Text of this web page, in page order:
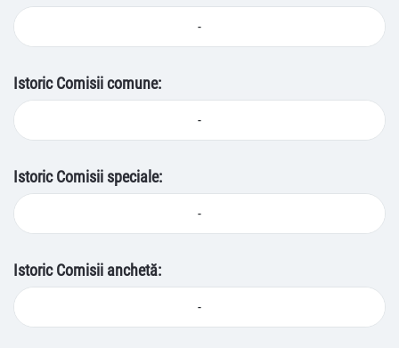
-
Istoric Comisii comune:
-
Istoric Comisii speciale:
-
Istoric Comisii anchetă:
-